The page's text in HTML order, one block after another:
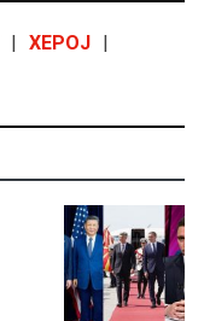
| ХЕРОЈ |